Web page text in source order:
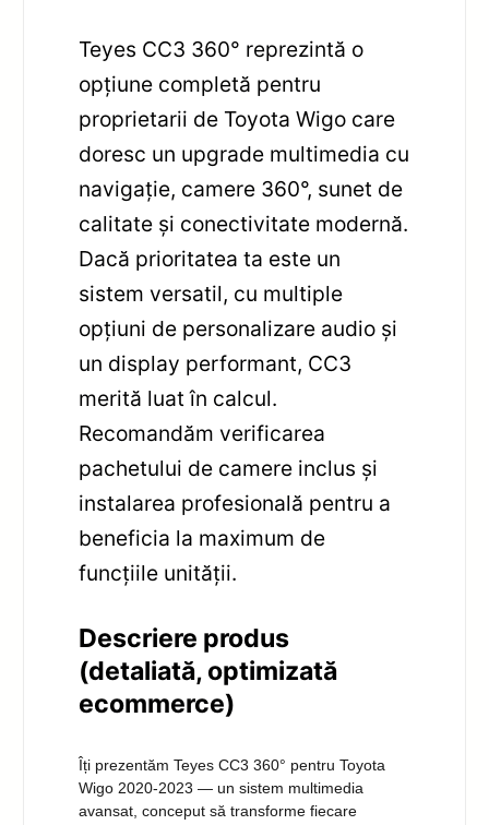
Teyes CC3 360° reprezintă o
opțiune completă pentru
proprietarii de Toyota Wigo care
doresc un upgrade multimedia cu
navigație, camere 360°, sunet de
calitate și conectivitate modernă.
Dacă prioritatea ta este un
sistem versatil, cu multiple
opțiuni de personalizare audio și
un display performant, CC3
merită luat în calcul.
Recomandăm verificarea
pachetului de camere inclus și
instalarea profesională pentru a
beneficia la maximum de
funcțiile unității.
Descriere produs
(detaliată, optimizată
ecommerce)
Îți prezentăm Teyes CC3 360° pentru Toyota
Wigo 2020-2023 — un sistem multimedia
avansat, conceput să transforme fiecare